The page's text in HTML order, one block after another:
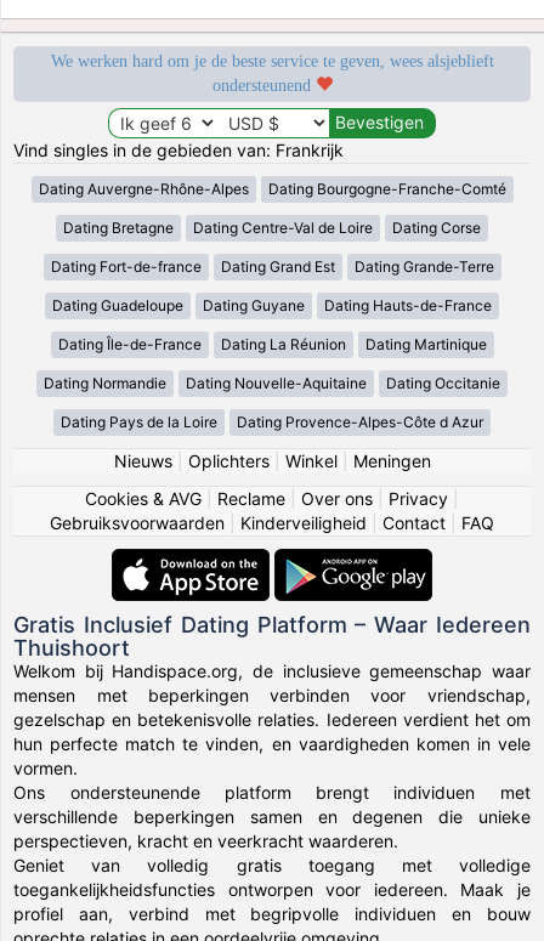
We werken hard om je de beste service te geven, wees alsjeblieft
ondersteunend
Vind singles in de gebieden van: Frankrijk
Dating Auvergne-Rhône-Alpes Dating Bourgogne-Franche-Comté
Dating Bretagne Dating Centre-Val de Loire Dating Corse
Dating Fort-de-france Dating Grand Est Dating Grande-Terre
Dating Guadeloupe Dating Guyane Dating Hauts-de-France
Dating Île-de-France Dating La Réunion Dating Martinique
Dating Normandie Dating Nouvelle-Aquitaine Dating Occitanie
Dating Pays de la Loire Dating Provence-Alpes-Côte d Azur
Nieuws| Oplichters| Winkel| Meningen
Cookies & AVG
Reclame Over ons Privacy
Gebruiksvoorwaarden
Kinderveiligheid Contact FAQ
Gratis Inclusief Dating Platform – Waar Iedereen
Thuishoort
Welkom bij Handispace.org, de inclusieve gemeenschap waar
mensen met beperkingen verbinden voor vriendschap,
gezelschap en betekenisvolle relaties. Iedereen verdient het om
hun perfecte match te vinden, en vaardigheden komen in vele
vormen.
Ons ondersteunende platform brengt individuen met
verschillende beperkingen samen en degenen die unieke
perspectieven, kracht en veerkracht waarderen.
Geniet van volledig gratis toegang met volledige
toegankelijkheidsfuncties ontworpen voor iedereen. Maak je
profiel aan, verbind met begripvolle individuen en bouw